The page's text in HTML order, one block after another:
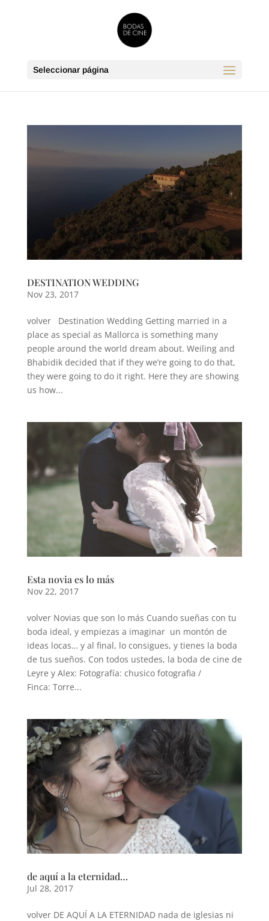
Seleccionar página
DESTINATION WEDDING
Nov 23, 2017
volver Destination Wedding Getting married in a
place as special as Mallorca is something many
people around the world dream about. Weiling and
Bhabidik decided that if they we’re going to do that,
they were going to do it right. Here they are showing
us how...
Esta novia es lo más
Nov 22, 2017
volver Novias que son lo más Cuando sueñas con tu
boda ideal, y empiezas a imaginar un montón de
ideas locas… y al final, lo consigues, y tienes la boda
de tus sueños. Con todos ustedes, la boda de cine de
Leyre y Alex: Fotografía: chusico fotografia /
Finca: Torre...
de aquí a la eternidad…
Jul 28, 2017
volver DE AQUÍ A LA ETERNIDAD nada de iglesias ni